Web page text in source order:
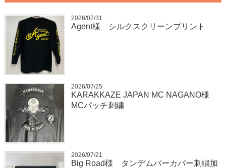
2026/07/31
Agent様 シルクスクリーンプリント
2026/07/25
KARAKKAZE JAPAN MC NAGANO様
MCパッチ刺繍
2026/07/21
Big Road様 タンデムバーカバー刺繍加